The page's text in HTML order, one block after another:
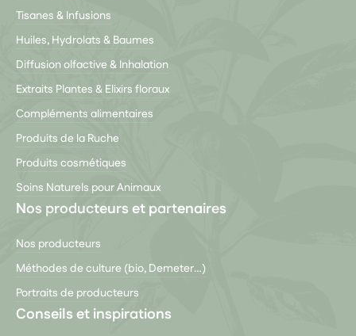
Tisanes & Infusions
Huiles, Hydrolats & Baumes
Diffusion olfactive & Inhalation
Extraits Plantes & Elixirs floraux
Compléments alimentaires
Produits de la Ruche
Produits cosmétiques
Soins Naturels pour Animaux
Nos producteurs et partenaires
Nos producteurs
Méthodes de culture (bio, Demeter…)
Portraits de producteurs
Conseils et inspirations